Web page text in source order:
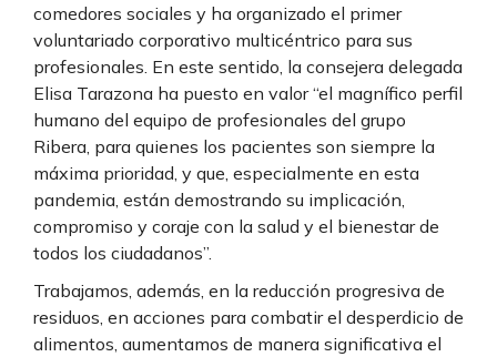
comedores sociales y ha organizado el primer
voluntariado corporativo multicéntrico para sus
profesionales. En este sentido, la consejera delegada
Elisa Tarazona ha puesto en valor “el magnífico perfil
humano del equipo de profesionales del grupo
Ribera, para quienes los pacientes son siempre la
máxima prioridad, y que, especialmente en esta
pandemia, están demostrando su implicación,
compromiso y coraje con la salud y el bienestar de
todos los ciudadanos”.
Trabajamos, además, en la reducción progresiva de
residuos, en acciones para combatir el desperdicio de
alimentos, aumentamos de manera significativa el